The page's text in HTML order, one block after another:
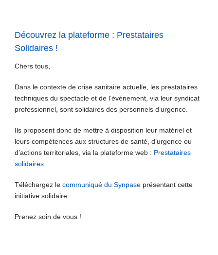
Découvrez la plateforme : Prestataires
Solidaires !
Chers tous,
Dans le contexte de crise sanitaire actuelle, les prestataires
techniques du spectacle et de l’évènement, via leur syndicat
professionnel, sont solidaires des personnels d’urgence.
Ils proposent donc de mettre à disposition leur matériel et
leurs compétences aux structures de santé, d’urgence ou
d’actions territoriales, via la plateforme web : Prestataires
solidaires
Téléchargez le communiqué du Synpase présentant cette
initiative solidaire.
Prenez soin de vous !